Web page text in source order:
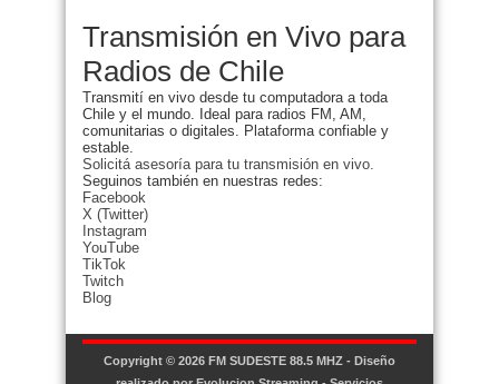
Transmisión en Vivo para
Radios de Chile
Transmití en vivo desde tu computadora a toda
Chile y el mundo. Ideal para radios FM, AM,
comunitarias o digitales. Plataforma confiable y
estable.
Solicitá asesoría para tu transmisión en vivo.
Seguinos también en nuestras redes:
Facebook
X (Twitter)
Instagram
YouTube
TikTok
Twitch
Blog
Copyright © 2026 FM SUDESTE 88.5 MHZ - Diseño